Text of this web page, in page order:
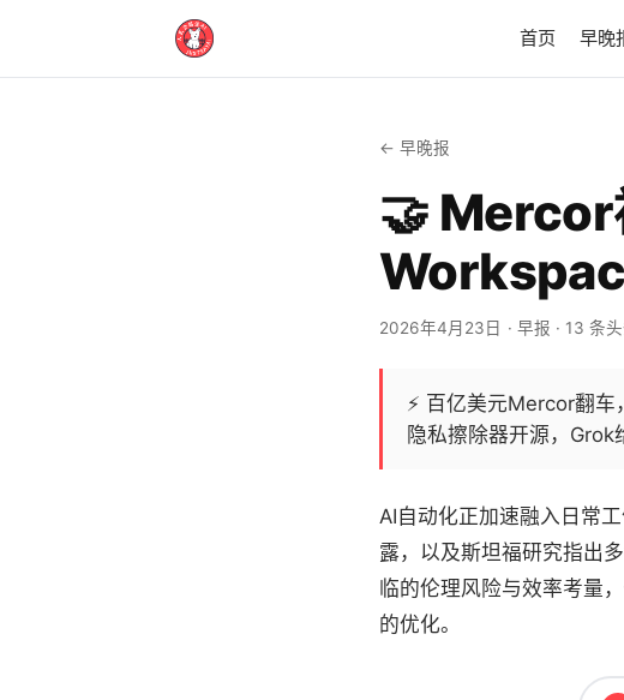
首页 早晚
← 早晚报
🤝 Mercor
2026年4月23日 · 早报 · 13 条
⚡ 百亿美元Mercor翻车
隐私擦除器开源，Grok
AI自动化正加速融入日常
露，以及斯坦福研究指出
临的伦理风险与效率考量
的优化。